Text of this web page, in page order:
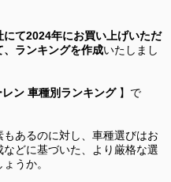
にて2024年にお買い上げいただ
、ランキングを作成いたしまし
ン 車種別ランキング】で
あるのに対し、車種選びはお
どに基づいた、より厳格な選
うか。